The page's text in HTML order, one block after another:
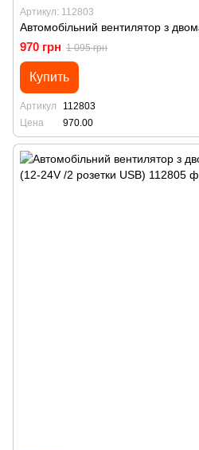
Артикул: 112803
Автомобільний вентилятор з
970 грн 1 095 грн
Купить
Артикул
112803
Цена
970.00